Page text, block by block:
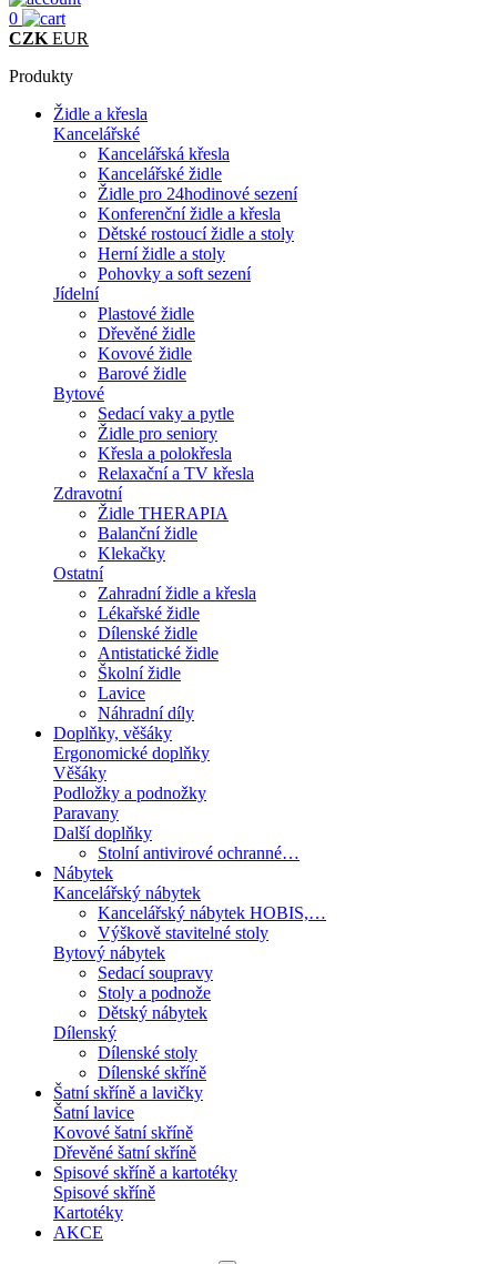
0
CZK EUR
Produkty
Židle a křesla
Kancelářské
Kancelářská křesla
Kancelářské židle
Židle pro 24hodinové sezení
Konferenční židle a křesla
Dětské rostoucí židle a stoly
Herní židle a stoly
Pohovky a soft sezení
Jídelní
Plastové židle
Dřevěné židle
Kovové židle
Barové židle
Bytové
Sedací vaky a pytle
Židle pro seniory
Křesla a polokřesla
Relaxační a TV křesla
Zdravotní
Židle THERAPIA
Balanční židle
Klekačky
Ostatní
Zahradní židle a křesla
Lékařské židle
Dílenské židle
Antistatické židle
Školní židle
Lavice
Náhradní díly
Doplňky, věšáky
Ergonomické doplňky
Věšáky
Podložky a podnožky
Paravany
Další doplňky
Stolní antivirové ochranné…
Nábytek
Kancelářský nábytek
Kancelářský nábytek HOBIS,…
Výškově stavitelné stoly
Bytový nábytek
Sedací soupravy
Stoly a podnože
Dětský nábytek
Dílenský
Dílenské stoly
Dílenské skříně
Šatní skříně a lavičky
Šatní lavice
Kovové šatní skříně
Dřevěné šatní skříně
Spisové skříně a kartotéky
Spisové skříně
Kartotéky
AKCE